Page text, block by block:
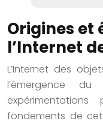
Origines et
l’Internet
L’Internet des
l’émergence
fondements de